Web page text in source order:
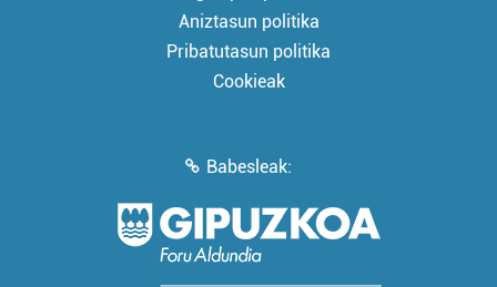
Aniztasun politika
Pribatutasun politika
Cookieak
Babesleak: